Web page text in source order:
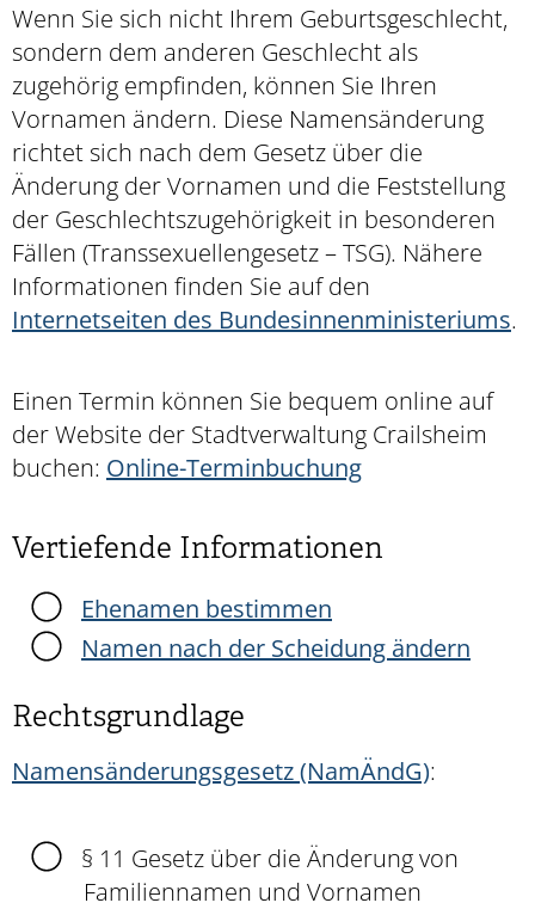
Wenn Sie sich nicht Ihrem Geburtsgeschlecht,
sondern dem anderen Geschlecht als
zugehörig empfinden, können Sie Ihren
Vornamen ändern. Diese Namensänderung
richtet sich nach dem Gesetz über die
Änderung der Vornamen und die Feststellung
der Geschlechtszugehörigkeit in besonderen
Fällen (Transsexuellengesetz – TSG). Nähere
Informationen finden Sie auf den
Internetseiten des Bundesinnenministeriums.
Einen Termin können Sie bequem online auf
der Website der Stadtverwaltung Crailsheim
buchen: Online-Terminbuchung
Vertiefende Informationen
Ehenamen bestimmen
Namen nach der Scheidung ändern
Rechtsgrundlage
Namensänderungsgesetz (NamÄndG):
§ 11 Gesetz über die Änderung von
Familiennamen und Vornamen